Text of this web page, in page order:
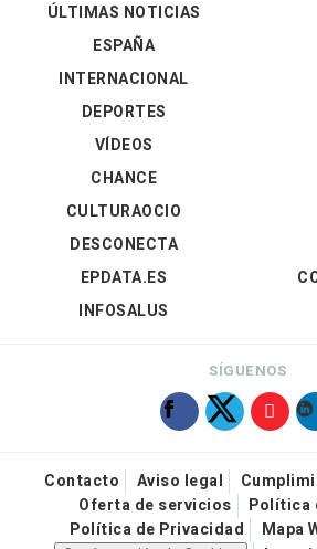
ÚLTIMAS NOTICIAS
ESPAÑA
INTERNACIONAL
DEPORTES
VÍDEOS
CHANCE
CULTURAOCIO
DESCONECTA
EPDATA.ES
INFOSALUS
SÍGUENOS
Contacto Aviso legal
Oferta de servicios
Política
Política de Privacidad
Mapa